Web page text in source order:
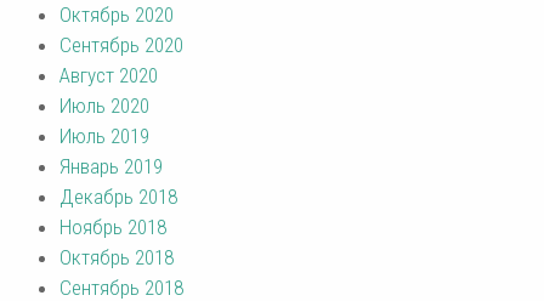
Октябрь 2020
Сентябрь 2020
Август 2020
Июль 2020
Июль 2019
Январь 2019
Декабрь 2018
Ноябрь 2018
Октябрь 2018
Сентябрь 2018